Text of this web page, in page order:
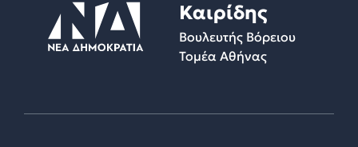
Καιρίδης
Βουλευτής Βόρειου
Τομέα Αθήνας